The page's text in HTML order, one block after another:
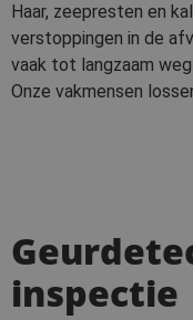
Haar, zeepresten en
verstoppingen in de
vaak tot langzaam
Onze vakmensen
inspectie